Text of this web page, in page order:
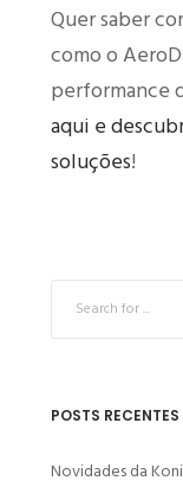
Quer saber
como o
performance
aqui e
soluções!
POSTS RECENTES
Novidades da